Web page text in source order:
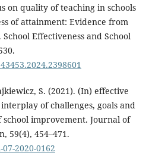
on quality of teaching in schools
of attainment: Evidence from
Effectiveness and School
S. (2021). (In) effective
of challenges, goals and
improvement. Journal of
59(4), 454–471.
2020-0162